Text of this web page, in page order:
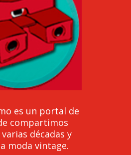
es un portal de
compartimos
décadas y
moda vintage.